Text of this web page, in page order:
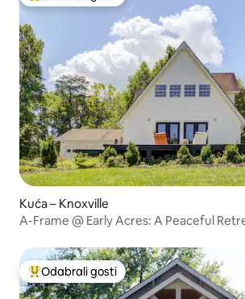
Kuća – Knoxville
A-Frame @ Early Acres: A Peaceful
Među najviše rangiranima s oznakom
Odabrali gosti